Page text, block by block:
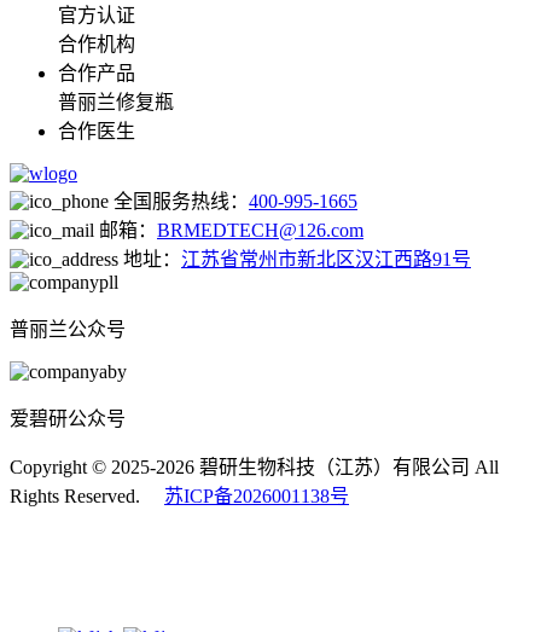
官方认证
合作机构
合作产品
普丽兰修复瓶
合作医生
全国服务热线： 400-995-1665
邮箱： BRMEDTECH@126.com
地址： 江苏省常州市新北区汉江西路91号
普丽兰公众号
爱碧研公众号
Copyright © 2025-2026 碧研生物科技（江苏）有限公司 All
Rights Reserved. 苏ICP备2026001138号